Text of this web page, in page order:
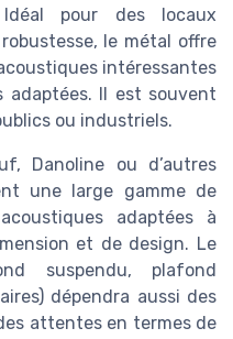
pour des locaux
le métal offre
intéressantes
adaptées. Il est souvent
ou industriels.
Danoline ou d’autres
une large gamme de
adaptées à
et de design. Le
suspendu, plafond
dépendra aussi des
attentes en termes de